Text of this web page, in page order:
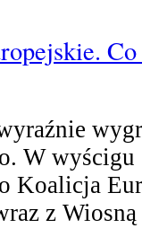
W
Koalicja
z